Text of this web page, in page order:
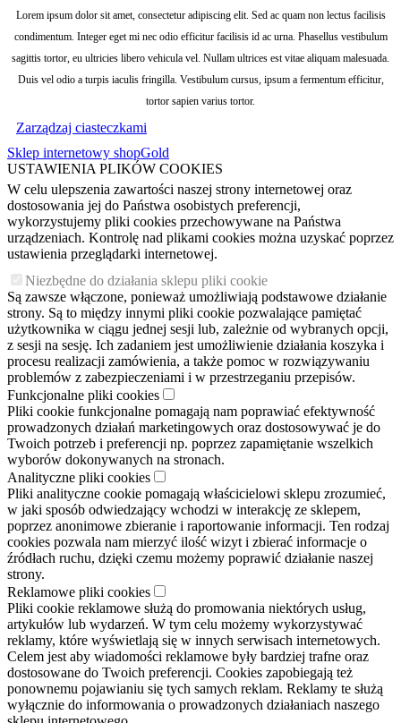
Lorem ipsum dolor sit amet, consectetur adipiscing elit. Sed ac quam non lectus facilisis
condimentum. Integer eget mi nec odio efficitur facilisis id ac urna. Phasellus vestibulum
sagittis tortor, eu ultricies libero vehicula vel. Nullam ultrices est vitae aliquam malesuada.
Duis vel odio a turpis iaculis fringilla. Vestibulum cursus, ipsum a fermentum efficitur,
tortor sapien varius tortor.
Zarządzaj ciasteczkami
Sklep internetowy shopGold
USTAWIENIA PLIKÓW COOKIES
W celu ulepszenia zawartości naszej strony internetowej oraz
dostosowania jej do Państwa osobistych preferencji,
wykorzystujemy pliki cookies przechowywane na Państwa
urządzeniach. Kontrolę nad plikami cookies można uzyskać poprzez
ustawienia przeglądarki internetowej.
Niezbędne do działania sklepu pliki cookie
Są zawsze włączone, ponieważ umożliwiają podstawowe działanie
strony. Są to między innymi pliki cookie pozwalające pamiętać
użytkownika w ciągu jednej sesji lub, zależnie od wybranych opcji,
z sesji na sesję. Ich zadaniem jest umożliwienie działania koszyka i
procesu realizacji zamówienia, a także pomoc w rozwiązywaniu
problemów z zabezpieczeniami i w przestrzeganiu przepisów.
Funkcjonalne pliki cookies
Pliki cookie funkcjonalne pomagają nam poprawiać efektywność
prowadzonych działań marketingowych oraz dostosowywać je do
Twoich potrzeb i preferencji np. poprzez zapamiętanie wszelkich
wyborów dokonywanych na stronach.
Analityczne pliki cookies
Pliki analityczne cookie pomagają właścicielowi sklepu zrozumieć,
w jaki sposób odwiedzający wchodzi w interakcję ze sklepem,
poprzez anonimowe zbieranie i raportowanie informacji. Ten rodzaj
cookies pozwala nam mierzyć ilość wizyt i zbierać informacje o
źródłach ruchu, dzięki czemu możemy poprawić działanie naszej
strony.
Reklamowe pliki cookies
Pliki cookie reklamowe służą do promowania niektórych usług,
artykułów lub wydarzeń. W tym celu możemy wykorzystywać
reklamy, które wyświetlają się w innych serwisach internetowych.
Celem jest aby wiadomości reklamowe były bardziej trafne oraz
dostosowane do Twoich preferencji. Cookies zapobiegają też
ponownemu pojawianiu się tych samych reklam. Reklamy te służą
wyłącznie do informowania o prowadzonych działaniach naszego